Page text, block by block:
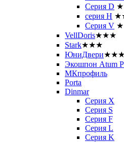
Серия D
серия H
Серия V
VellDoris★★★
Stark★★★
ЮниДвери★★★
Экошпон Atum
МКпрофиль
Porta
Dinmar
Серия X
Серия S
Серия F
Серия L
Серия K